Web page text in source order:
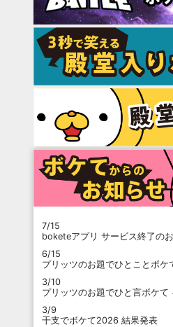
7/15
boketeアプリ サービス終了の
6/15
プリッツのお題でひとことボケ
3/10
プリッツのお題でひと言ボケて
3/9
干支でボケて2026 結果発表